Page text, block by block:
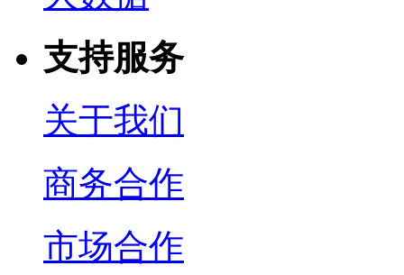
支持服务
关于我们
商务合作
市场合作